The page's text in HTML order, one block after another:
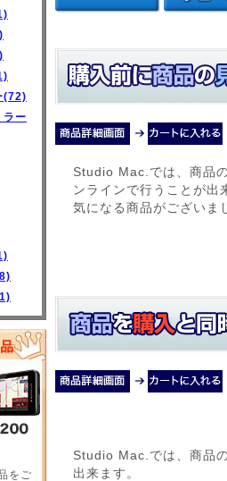
(72)
ラー
をご
Studio Mac.では、商品
ンラインで行うことが出
気になる商品がございま
Studio Mac.では、商品
出来ます。